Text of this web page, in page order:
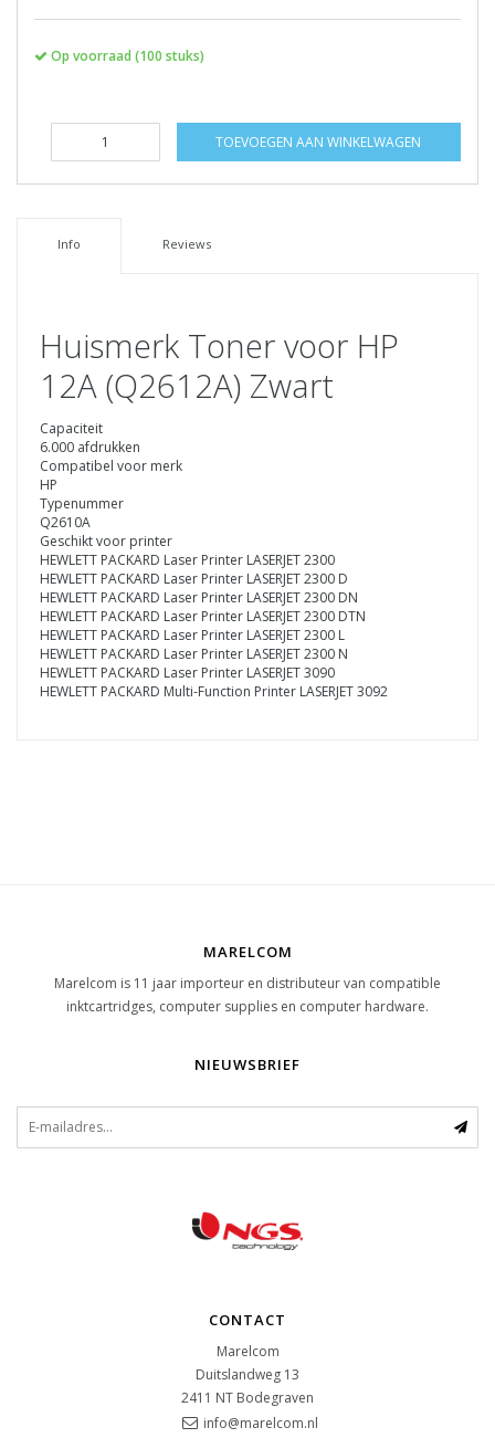
Op voorraad (100 stuks)
TOEVOEGEN AAN WINKELWAGEN
Info Reviews
Huismerk Toner voor HP
12A (Q2612A) Zwart
Capaciteit
6.000 afdrukken
Compatibel voor merk
HP
Typenummer
Q2610A
Geschikt voor printer
HEWLETT PACKARD Laser Printer LASERJET 2300
HEWLETT PACKARD Laser Printer LASERJET 2300 D
HEWLETT PACKARD Laser Printer LASERJET 2300 DN
HEWLETT PACKARD Laser Printer LASERJET 2300 DTN
HEWLETT PACKARD Laser Printer LASERJET 2300 L
HEWLETT PACKARD Laser Printer LASERJET 2300 N
HEWLETT PACKARD Laser Printer LASERJET 3090
HEWLETT PACKARD Multi-Function Printer LASERJET 3092
MARELCOM
Marelcom is 11 jaar importeur en distributeur van compatible
inktcartridges, computer supplies en computer hardware.
NIEUWSBRIEF
CONTACT
Marelcom
Duitslandweg 13
2411 NT Bodegraven
info@marelcom.nl